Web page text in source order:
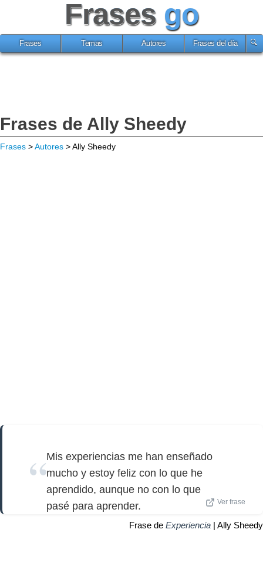
Frases go
Frases Temas Autores Frases del día
Frases de Ally Sheedy
Frases >Autores > Ally Sheedy
Mis experiencias me han enseñado
mucho y estoy feliz con lo que he
aprendido, aunque no con lo que
pasé para aprender.
Ver frase
Frase de Experiencia | Ally Sheedy